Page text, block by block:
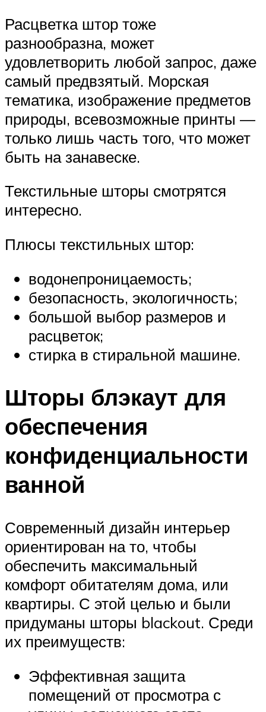
Расцветка штор тоже
разнообразна, может
удовлетворить любой запрос, даже
самый предвзятый. Морская
тематика, изображение предметов
природы, всевозможные принты —
только лишь часть того, что может
быть на занавеске.
Текстильные шторы смотрятся
интересно.
Плюсы текстильных штор:
водонепроницаемость;
безопасность, экологичность;
большой выбор размеров и
расцветок;
стирка в стиральной машине.
Шторы блэкаут для
обеспечения
конфиденциальности
ванной
Современный дизайн интерьер
ориентирован на то, чтобы
обеспечить максимальный
комфорт обитателям дома, или
квартиры. С этой целью и были
придуманы шторы blackout. Среди
их преимуществ:
Эффективная защита
помещений от просмотра с